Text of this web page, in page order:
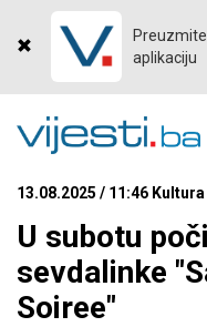
Preuzmite
aplikaciju
13.08.2025 / 11:46
U subotu
sevdalinke
Soiree"